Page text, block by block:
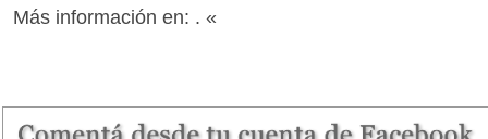
Más información en: . «